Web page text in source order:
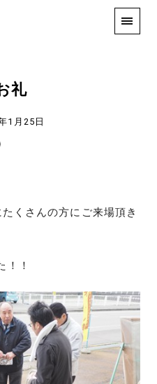
礼
1月25日
くさんの方にご来場頂き
！！